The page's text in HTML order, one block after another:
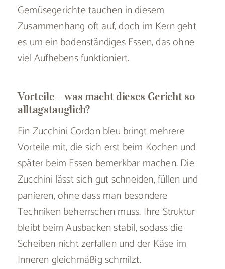
Gemüsegerichte tauchen in diesem
Zusammenhang oft auf, doch im Kern geht
es um ein bodenständiges Essen, das ohne
viel Aufhebens funktioniert.
Vorteile – was macht dieses Gericht so
alltagstauglich?
Ein Zucchini Cordon bleu bringt mehrere
Vorteile mit, die sich erst beim Kochen und
später beim Essen bemerkbar machen. Die
Zucchini lässt sich gut schneiden, füllen und
panieren, ohne dass man besondere
Techniken beherrschen muss. Ihre Struktur
bleibt beim Ausbacken stabil, sodass die
Scheiben nicht zerfallen und der Käse im
Inneren gleichmäßig schmilzt.